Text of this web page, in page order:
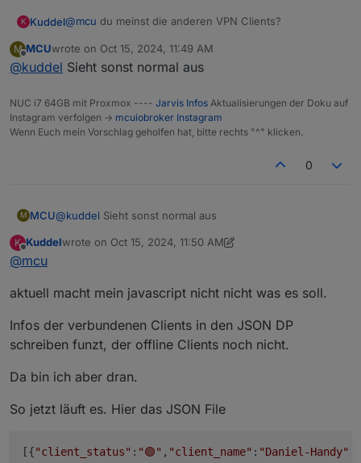
K Kuddel@mcu du meinst die anderen VPN Clients?
Es kann natürlich auch sein, dass ich die JSON falsch
aufgebaut habe.
M
Offline
MCUwrote on Oct 15, 2024, 11:49 AM
last edited by
@kuddel Sieht sonst normal aus
NUC i7 64GB mit Proxmox ---- Jarvis Infos Aktualisierungen der Doku auf
Instagram verfolgen -> mcuiobroker Instagram
Wenn Euch mein Vorschlag geholfen hat, bitte rechts "^" klicken.
0
M MCU@kuddel Sieht sonst normal aus
K Kuddelwrote on Oct 15, 2024, 11:50 AM
last edited by Kuddel Oct 15, 2024, 3:01 PM
@mcu
aktuell macht mein javascript nicht nicht was es soll.
Infos der verbundenen Clients in den JSON DP
schreiben funzt, der offline Clients noch nicht.
Da bin ich aber dran.
So jetzt läuft es. Hier das JSON File
[{"client_status" : "🟢" , "client_name" : "Daniel-Handy"